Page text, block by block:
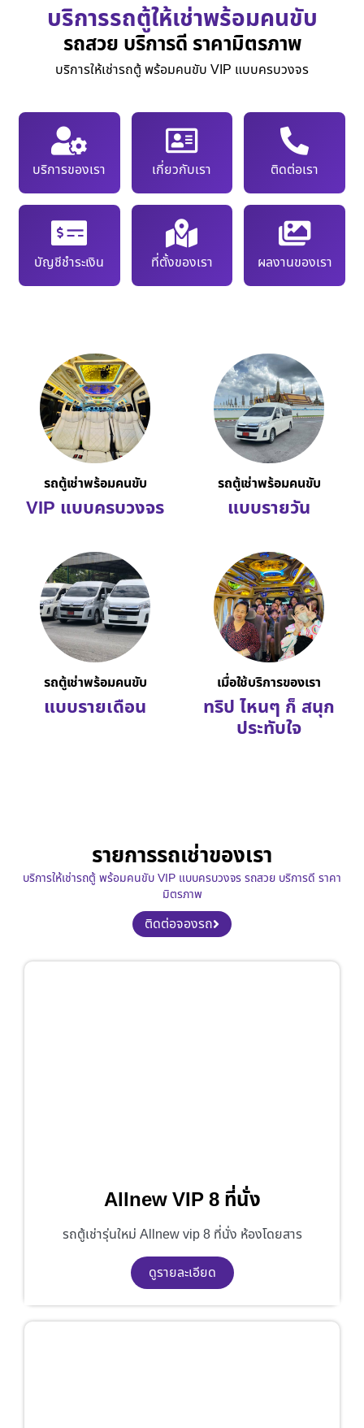
บริการรถตู้ให้เช่าพร้อมคนขับ
รถสวย บริการดี ราคามิตรภาพ
บริการให้เช่ารถตู้ พร้อมคนขับ VIP แบบครบวงจร
บริการของเรา เกี่ยวกับเรา ติดต่อเรา
บัญชีชำระเงิน ที่ตั้งของเรา ผลงานของเรา
รถตู้เช่าพร้อมคนขับ
VIP แบบครบวงจร
รถตู้เช่าพร้อมคนขับ
แบบรายวัน
รถตู้เช่าพร้อมคนขับ
แบบรายเดือน
เมื่อใช้บริการของเรา
ทริป ไหนๆ ก็ สนุก
ประทับใจ
รายการรถเช่าของเรา
บริการให้เช่ารถตู้ พร้อมคนขับ VIP แบบครบวงจร รถสวย บริการดี ราคา
มิตรภาพ
ติดต่อจองรถ
Allnew VIP 8 ที่นั่ง
รถตู้เช่ารุ่นใหม่ Allnew vip 8 ที่นั่ง ห้องโดยสาร
ดูรายละเอียด